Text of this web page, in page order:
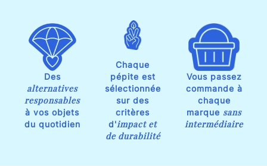
Des
alternatives
responsables
à vos objets
du quotidien
Chaque
pépite est
sélectionnée
sur des
critères
d'impact et
de durabilité
Vous passez
commande à
chaque
marque sans
intermédiaire